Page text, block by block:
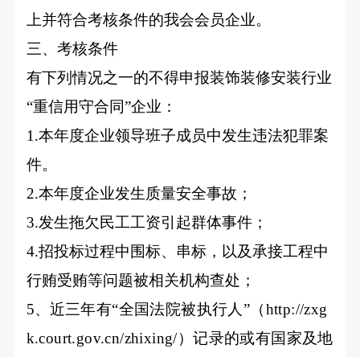
上并符合考核条件的我会会员企业。
三、考核条件
有下列情况之一的不得申报装饰装修安装行业
“重信用守合同”企业：
1.本年度企业领导班子成员中发生违法犯罪案
件。
2.本年度企业发生质量安全事故；
3.发生拖欠民工工资引起群体事件；
4.招投标过程中围标、串标，以及承接工程中
行贿受贿等问题被相关机构查处；
5、 近三年有“全国法院被执行人”（http://zxg
k.court.gov.cn/zhixing/）记录的或有国家及地